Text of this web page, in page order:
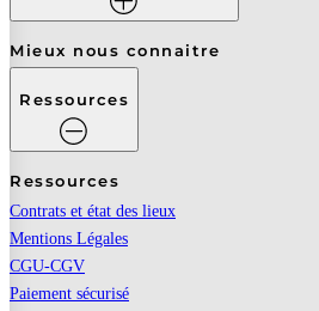
Mieux nous connaitre
Ressources
Ressources
Contrats et état des lieux
Mentions Légales
CGU-CGV
Paiement sécurisé